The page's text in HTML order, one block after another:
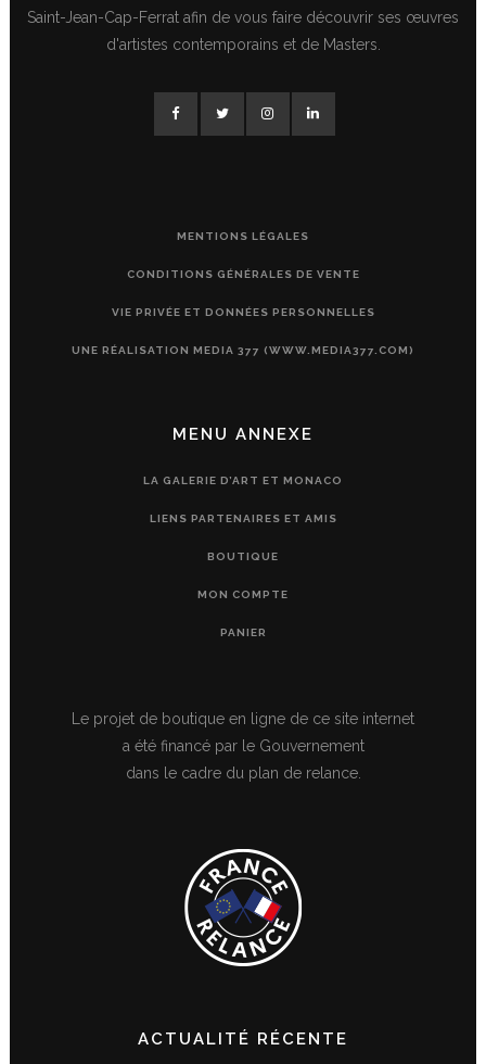
Saint-Jean-Cap-Ferrat afin de vous faire découvrir ses œuvres
d'artistes contemporains et de Masters.
MENTIONS LÉGALES
CONDITIONS GÉNÉRALES DE VENTE
VIE PRIVÉE ET DONNÉES PERSONNELLES
UNE RÉALISATION MEDIA 377 (WWW.MEDIA377.COM)
MENU ANNEXE
LA GALERIE D’ART ET MONACO
LIENS PARTENAIRES ET AMIS
BOUTIQUE
MON COMPTE
PANIER
Le projet de boutique en ligne de ce site internet
a été financé par le Gouvernement
dans le cadre du plan de relance.
ACTUALITÉ RÉCENTE